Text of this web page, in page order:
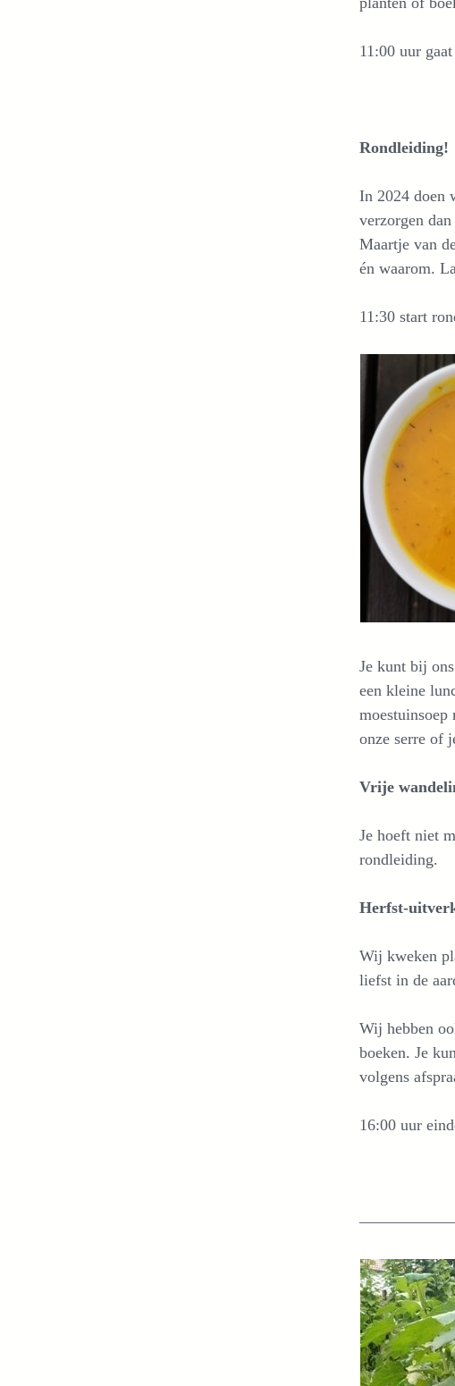
11:00 uur
Rondleiding!
In 2024 doen
verzorgen
Maartje van
én waarom.
11:30 start
Je kunt bij
een kleine
moestuinsoep
onze serre of
Vrije
Je hoeft niet
rondleiding.
Herfst-
Wij kweken
liefst in de
Wij hebben
boeken. Je
volgens
16:00 uur